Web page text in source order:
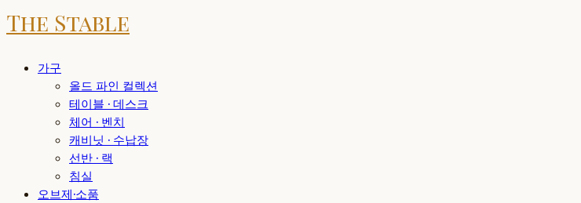
The Stable
가구
올드 파인 컬렉션
테이블 · 데스크
체어 · 벤치
캐비닛 · 수납장
선반 · 랙
침실
오브제·소품